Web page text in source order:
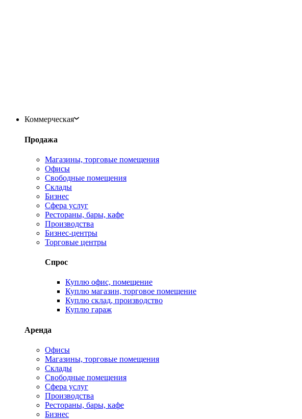
Коммерческая
Продажа
Магазины, торговые помещения
Офисы
Свободные помещения
Склады
Бизнес
Сфера услуг
Рестораны, бары, кафе
Производства
Бизнес-центры
Торговые центры
Спрос
Куплю офис, помещение
Куплю магазин, торговое помещение
Куплю склад, производство
Куплю гараж
Аренда
Офисы
Магазины, торговые помещения
Склады
Свободные помещения
Сфера услуг
Производства
Рестораны, бары, кафе
Бизнес